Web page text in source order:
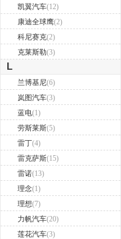
凯翼汽车(12)
康迪全球鹰(2)
科尼赛克(2)
克莱斯勒(3)
L
兰博基尼(6)
岚图汽车(3)
蓝电(1)
劳斯莱斯(5)
雷丁(4)
雷克萨斯(15)
雷诺(13)
理念(1)
理想(7)
力帆汽车(20)
莲花汽车(3)